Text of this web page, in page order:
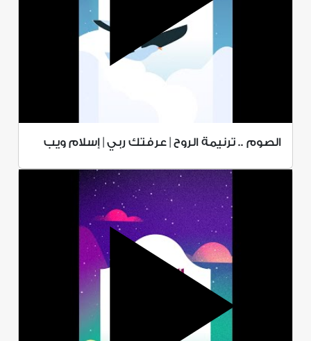
الصوم .. ترنيمة الروح | عرفتك ربي | إسلام ويب